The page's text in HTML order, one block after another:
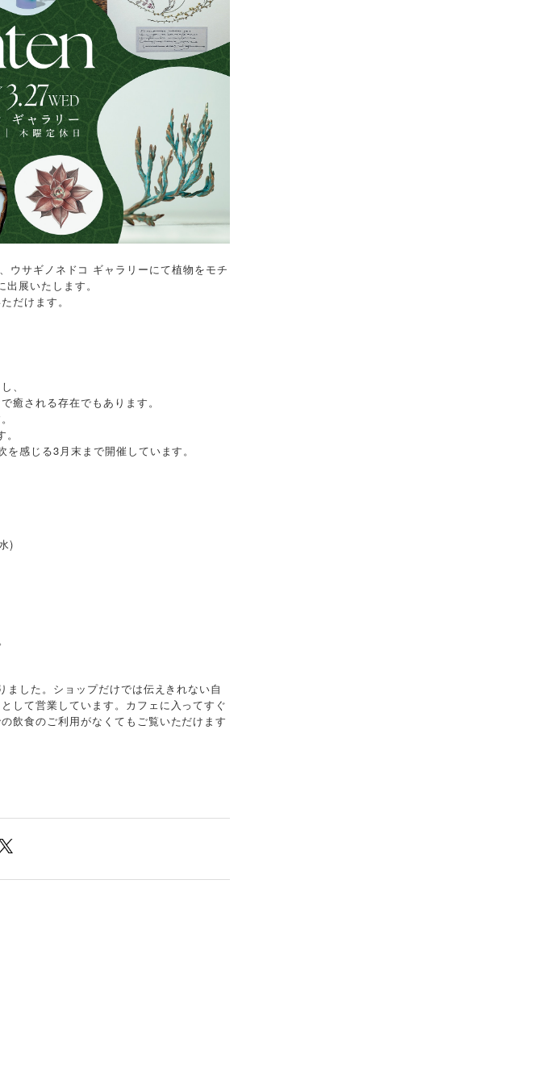
ウサギノネドコ ギャラリーにて植物をモチ
展いたします。
だけます。
、
癒される存在でもあります。
感じる3月末まで開催しています。
)
した。ショップだけでは伝えきれない自
して営業しています。カフェに入ってすぐ
飲食のご利用がなくてもご覧いただけます